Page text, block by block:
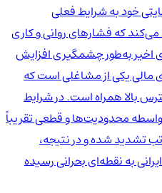
خود به شرایط فعلی
می‌کند که فشارهای روانی و کاری
اخیر به‌طور چشمگیری افزایش
مالی یکی از مشاغلی است که
بالا همراه است. در شرایط
محدودیت‌ها و قطعی تقریباً
تشدید شده و در نتیجه،
به نقطه‌ای بحرانی رسیده